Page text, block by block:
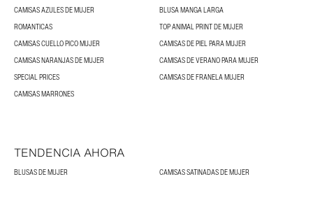
CAMISAS AZULES DE MUJER
BLUSA MANGA LARGA
ROMANTICAS
TOP ANIMAL PRINT DE MUJER
CAMISAS CUELLO PICO MUJER
CAMISAS DE PIEL PARA MUJER
CAMISAS NARANJAS DE MUJER
CAMISAS DE VERANO PARA MUJER
SPECIAL PRICES
CAMISAS DE FRANELA MUJER
CAMISAS MARRONES
TENDENCIA AHORA
BLUSAS DE MUJER CAMISAS SATINADAS DE MUJER